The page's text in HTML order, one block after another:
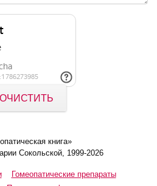
ОЧИСТИТЬ
книга»
Сокольской, 1999-2026
Гомеопатические препараты